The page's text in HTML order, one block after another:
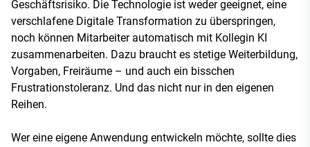
Geschäftsrisiko. Die Technologie ist weder geeignet, eine
verschlafene Digitale Transformation zu überspringen,
noch können Mitarbeiter automatisch mit Kollegin KI
zusammenarbeiten. Dazu braucht es stetige Weiterbildung,
Vorgaben, Freiräume – und auch ein bisschen
Frustrationstoleranz. Und das nicht nur in den eigenen
Reihen.
Wer eine eigene Anwendung entwickeln möchte, sollte dies